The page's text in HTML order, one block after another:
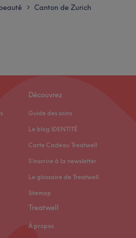
> Canton de Zurich
Découvrez
Guide des soins
Le blog IDENTITÉ
Carte Cadeau Treatwell
S'inscrire à la newsletter
Le glossaire de Treatwell
Sitemap
Treatwell
À propos